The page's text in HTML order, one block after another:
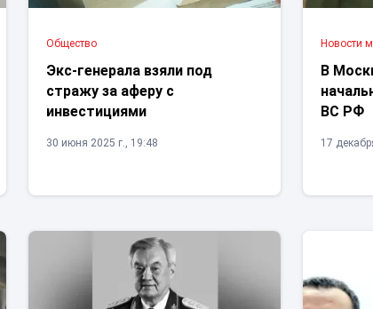
Общество
Экс-генерала взяли под
стражу за аферу с
инвестициями
30 июня 2025 г., 19:48
Новости
В
ВС РФ
17